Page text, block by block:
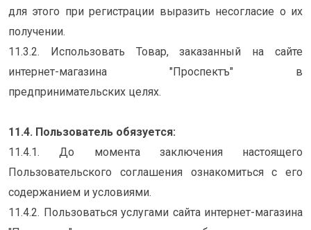
для этого при регистрации выразить несогласие о их
получении.
11.3.2. Использовать Товар, заказанный на сайте
интернет-магазина "Проспектъ" в
предпринимательских целях.
11.4. Пользователь обязуется:
11.4.1. До момента заключения настоящего
Пользовательского соглашения ознакомиться с его
содержанием и условиями.
11.4.2. Пользоваться услугами сайта интернет-магазина